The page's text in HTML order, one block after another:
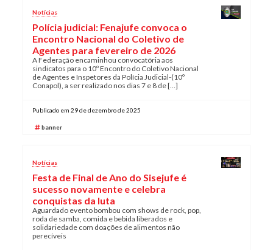
Notícias
Polícia judicial: Fenajufe convoca o
Encontro Nacional do Coletivo de
Agentes para fevereiro de 2026
A Federação encaminhou convocatória aos
sindicatos para o 10º Encontro do Coletivo Nacional
de Agentes e Inspetores da Polícia Judicial-(10º
Conapol), a ser realizado nos dias 7 e 8 de […]
Publicado em 29 de dezembro de 2025
banner
Notícias
Festa de Final de Ano do Sisejufe é
sucesso novamente e celebra
conquistas da luta
Aguardado evento bombou com shows de rock, pop,
roda de samba, comida e bebida liberados e
solidariedade com doações de alimentos não
perecíveis